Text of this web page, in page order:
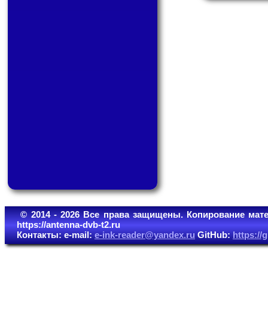
© 2014 - 2026 Все права защищены. Копирование
https://antenna-dvb-t2.ru
Контакты: e-mail:e-ink-reader@yandex.ruGitHub:https://